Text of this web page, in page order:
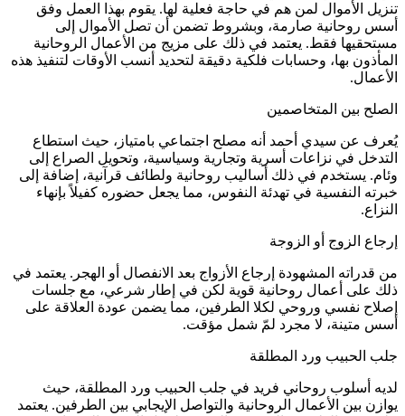
تنزيل الأموال لمن هم في حاجة فعلية لها. يقوم بهذا العمل وفق
أسس روحانية صارمة، وبشروط تضمن أن تصل الأموال إلى
مستحقيها فقط. يعتمد في ذلك على مزيج من الأعمال الروحانية
المأذون بها، وحسابات فلكية دقيقة لتحديد أنسب الأوقات لتنفيذ هذه
الأعمال.
الصلح بين المتخاصمين
يُعرف عن سيدي أحمد أنه مصلح اجتماعي بامتياز، حيث استطاع
التدخل في نزاعات أسرية وتجارية وسياسية، وتحويل الصراع إلى
وئام. يستخدم في ذلك أساليب روحانية ولطائف قرآنية، إضافة إلى
خبرته النفسية في تهدئة النفوس، مما يجعل حضوره كفيلاً بإنهاء
النزاع.
إرجاع الزوج أو الزوجة
من قدراته المشهودة إرجاع الأزواج بعد الانفصال أو الهجر. يعتمد في
ذلك على أعمال روحانية قوية لكن في إطار شرعي، مع جلسات
إصلاح نفسي وروحي لكلا الطرفين، مما يضمن عودة العلاقة على
أسس متينة، لا مجرد لمّ شمل مؤقت.
جلب الحبيب ورد المطلقة
لديه أسلوب روحاني فريد في جلب الحبيب ورد المطلقة، حيث
يوازن بين الأعمال الروحانية والتواصل الإيجابي بين الطرفين. يعتمد